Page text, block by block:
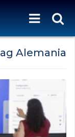
Alemania